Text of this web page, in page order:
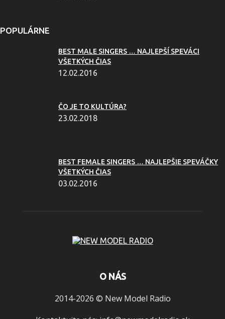
POPULÁRNE
BEST MALE SINGERS … NAJLEPŠÍ SPEVÁCI
VŠETKÝCH ČIAS
12.02.2016
ČO JE TO KULTÚRA?
23.02.2018
BEST FEMALE SINGERS … NAJLEPŠIE SPEVÁČKY
VŠETKÝCH ČIAS
03.02.2016
O NÁS
2014-2026 © New Model Radio